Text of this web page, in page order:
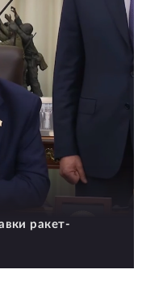
ракет-